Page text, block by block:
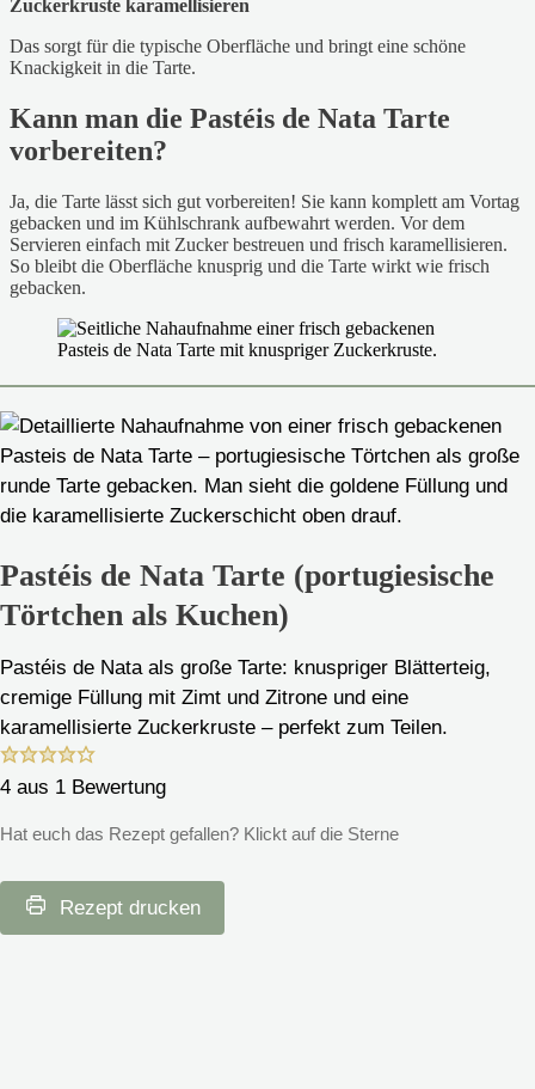
Zuckerkruste karamellisieren
Das sorgt für die typische Oberfläche und bringt eine schöne
Knackigkeit in die Tarte.
Kann man die Pastéis de Nata Tarte
vorbereiten?
Ja, die Tarte lässt sich gut vorbereiten! Sie kann komplett am Vortag
gebacken und im Kühlschrank aufbewahrt werden. Vor dem
Servieren einfach mit Zucker bestreuen und frisch karamellisieren.
So bleibt die Oberfläche knusprig und die Tarte wirkt wie frisch
gebacken.
Pastéis de Nata Tarte (portugiesische
Törtchen als Kuchen)
Pastéis de Nata als große Tarte: knuspriger Blätterteig,
cremige Füllung mit Zimt und Zitrone und eine
karamellisierte Zuckerkruste – perfekt zum Teilen.
4 aus 1 Bewertung
Hat euch das Rezept gefallen? Klickt auf die Sterne
Rezept drucken